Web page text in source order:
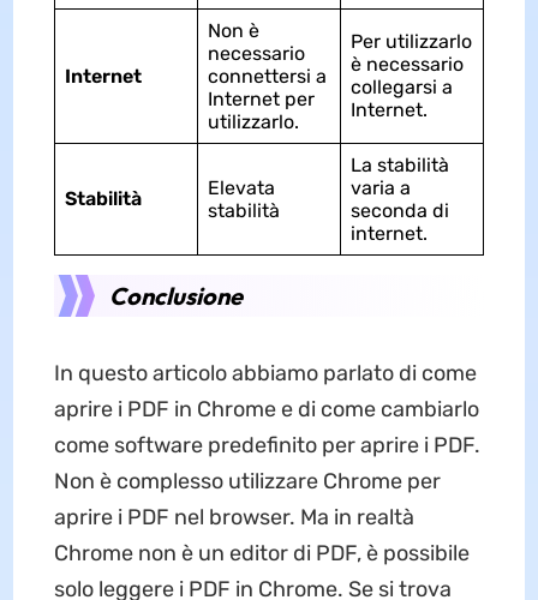
Internet
Non è
necessario
connettersi a
Internet per
utilizzarlo.
Per utilizzarlo
è necessario
collegarsi a
Internet.
Stabilità
Elevata
stabilità
La stabilità
varia a
seconda di
internet.
Conclusione
In questo articolo abbiamo parlato di come
aprire i PDF in Chrome e di come cambiarlo
come software predefinito per aprire i PDF.
Non è complesso utilizzare Chrome per
aprire i PDF nel browser. Ma in realtà
Chrome non è un editor di PDF, è possibile
solo leggere i PDF in Chrome. Se si trova